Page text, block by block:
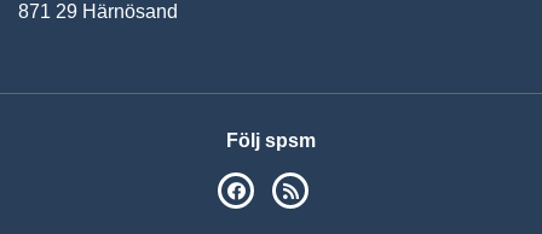
871 29 Härnösand
Följ spsm
SPSM på Facebook